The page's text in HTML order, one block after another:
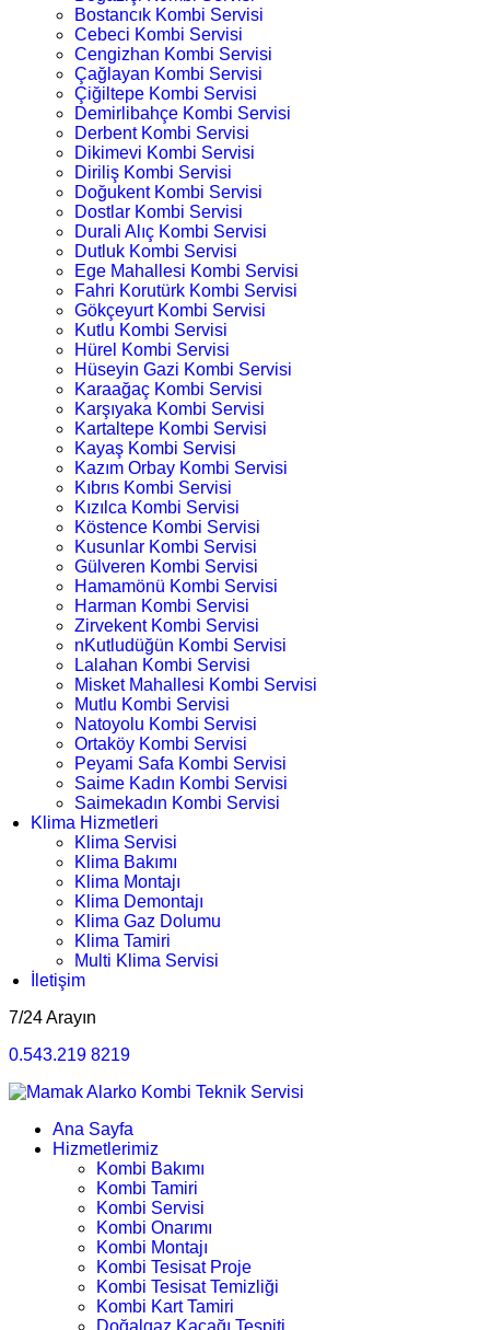
Bostancık Kombi Servisi
Cebeci Kombi Servisi
Cengizhan Kombi Servisi
Çağlayan Kombi Servisi
Çiğiltepe Kombi Servisi
Demirlibahçe Kombi Servisi
Derbent Kombi Servisi
Dikimevi Kombi Servisi
Diriliş Kombi Servisi
Doğukent Kombi Servisi
Dostlar Kombi Servisi
Durali Alıç Kombi Servisi
Dutluk Kombi Servisi
Ege Mahallesi Kombi Servisi
Fahri Korutürk Kombi Servisi
Gökçeyurt Kombi Servisi
Kutlu Kombi Servisi
Hürel Kombi Servisi
Hüseyin Gazi Kombi Servisi
Karaağaç Kombi Servisi
Karşıyaka Kombi Servisi
Kartaltepe Kombi Servisi
Kayaş Kombi Servisi
Kazım Orbay Kombi Servisi
Kıbrıs Kombi Servisi
Kızılca Kombi Servisi
Köstence Kombi Servisi
Kusunlar Kombi Servisi
Gülveren Kombi Servisi
Hamamönü Kombi Servisi
Harman Kombi Servisi
Zirvekent Kombi Servisi
nKutludüğün Kombi Servisi
Lalahan Kombi Servisi
Misket Mahallesi Kombi Servisi
Mutlu Kombi Servisi
Natoyolu Kombi Servisi
Ortaköy Kombi Servisi
Peyami Safa Kombi Servisi
Saime Kadın Kombi Servisi
Saimekadın Kombi Servisi
Klima Hizmetleri
Klima Servisi
Klima Bakımı
Klima Montajı
Klima Demontajı
Klima Gaz Dolumu
Klima Tamiri
Multi Klima Servisi
İletişim
7/24 Arayın
0.543.219 8219
Ana Sayfa
Hizmetlerimiz
Kombi Bakımı
Kombi Tamiri
Kombi Servisi
Kombi Onarımı
Kombi Montajı
Kombi Tesisat Proje
Kombi Tesisat Temizliği
Kombi Kart Tamiri
Doğalgaz Kaçağı Tespiti